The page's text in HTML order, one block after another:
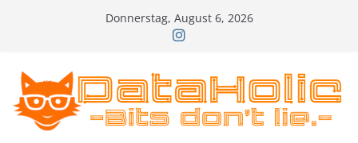
Donnerstag, August 6, 2026